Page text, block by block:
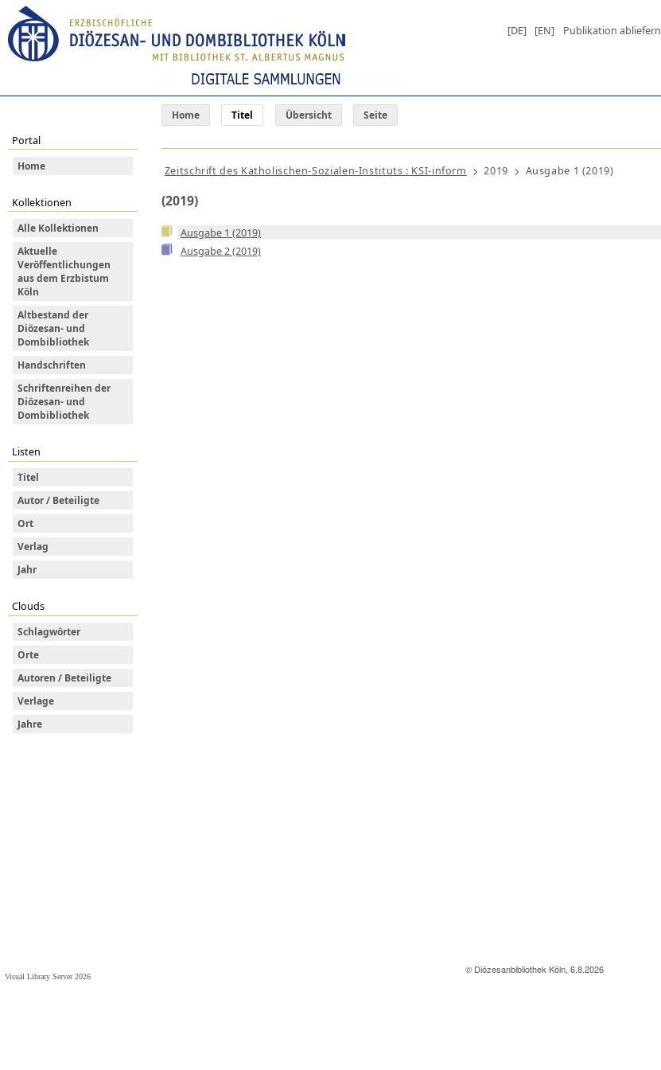
© Diözesanbibliothek Köln, 6.8.2026
Visual Library Server 2026
[DE] [EN] Publikation abliefern
Home Titel Übersicht Seite
Portal
Home
Kollektionen
Alle Kollektionen
Aktuelle
Veröffentlichungen
aus dem Erzbistum
Köln
Altbestand der
Diözesan- und
Dombibliothek
Handschriften
Schriftenreihen der
Diözesan- und
Dombibliothek
Listen
Titel
Autor / Beteiligte
Ort
Verlag
Jahr
Clouds
Schlagwörter
Orte
Autoren / Beteiligte
Verlage
Jahre
Zeitschrift des Katholischen-Sozialen-Instituts : KSI-inform 2019 Ausgabe 1 (2019)
(2019)
Ausgabe 1 (2019)
Ausgabe 2 (2019)